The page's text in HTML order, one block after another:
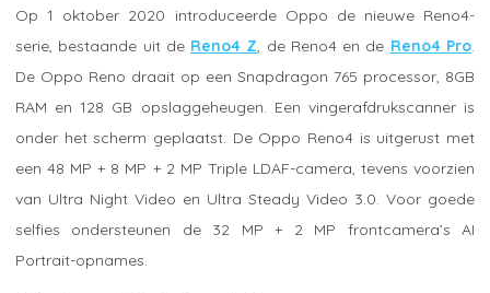
Op 1 oktober 2020 introduceerde Oppo de nieuwe Reno4-
serie, bestaande uit de Reno4 Z , de Reno4 en de Reno4 Pro
De Oppo Reno draait op een Snapdragon 765 processor, 8GB
RAM en 128 GB opslaggeheugen. Een vingerafdrukscanner is
onder het scherm geplaatst. De Oppo Reno4 is uitgerust met
een 48 MP + 8 MP + 2 MP Triple LDAF-camera, tevens voorzien
van Ultra Night Video en Ultra Steady Video 3.0. Voor goede
selfies ondersteunen de 32 MP + 2 MP frontcamera’s AI
Portrait-opnames.